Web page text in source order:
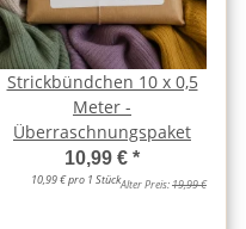
Strickbündchen 10 x 0,5
Meter -
Überraschnungspaket
10,99 € *
10,99 € pro 1 StückAlter Preis:19,99 €